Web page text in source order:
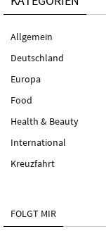
Allgemein
Deutschland
Europa
Food
Health & Beauty
International
Kreuzfahrt
FOLGT MIR